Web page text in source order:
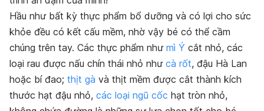
Hầu như bất kỳ thực phẩm bổ dưỡng và có lợi cho sức
khỏe đều có kết cấu mềm, nhờ vậy bé có thể cầm
chúng trên tay. Các thực phẩm như mì Ý cắt nhỏ, các
loại rau được nấu chín thái nhỏ như cà rốt, đậu Hà Lan
hoặc bí đao; thịt gà và thịt mềm được cắt thành kích
thước hạt đậu nhỏ, các loại ngũ cốc hạt tròn nhỏ,